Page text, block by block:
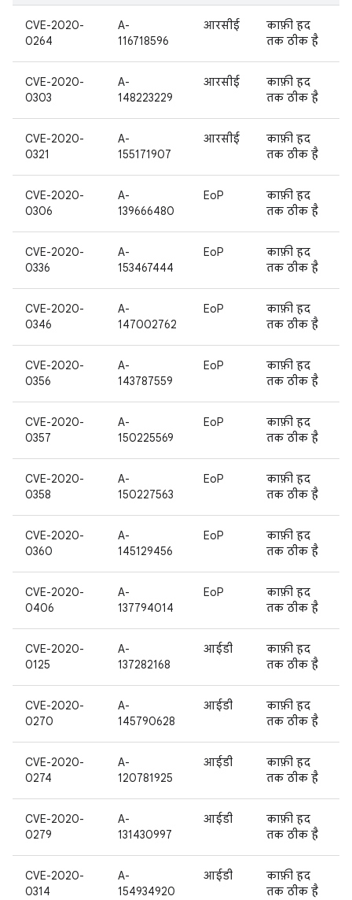
CVE-2020-
0264
A-
116718596
आरसीई
काफ़ी हद
तक ठीक है
CVE-2020-
0303
A-
148223229
आरसीई
काफ़ी हद
तक ठीक है
CVE-2020-
0321
A-
155171907
आरसीई
काफ़ी हद
तक ठीक है
CVE-2020-
0306
A-
139666480
EoP
काफ़ी हद
तक ठीक है
CVE-2020-
0336
A-
153467444
EoP
काफ़ी हद
तक ठीक है
CVE-2020-
0346
A-
147002762
EoP
काफ़ी हद
तक ठीक है
CVE-2020-
0356
A-
143787559
EoP
काफ़ी हद
तक ठीक है
CVE-2020-
0357
A-
150225569
EoP
काफ़ी हद
तक ठीक है
CVE-2020-
0358
A-
150227563
EoP
काफ़ी हद
तक ठीक है
CVE-2020-
0360
A-
145129456
EoP
काफ़ी हद
तक ठीक है
CVE-2020-
0406
A-
137794014
EoP
काफ़ी हद
तक ठीक है
CVE-2020-
0125
A-
137282168
आईडी
काफ़ी हद
तक ठीक है
CVE-2020-
0270
A-
145790628
आईडी
काफ़ी हद
तक ठीक है
CVE-2020-
0274
A-
120781925
आईडी
काफ़ी हद
तक ठीक है
CVE-2020-
0279
A-
131430997
आईडी
काफ़ी हद
तक ठीक है
CVE-2020-
0314
A-
154934920
आईडी
काफ़ी हद
तक ठीक है